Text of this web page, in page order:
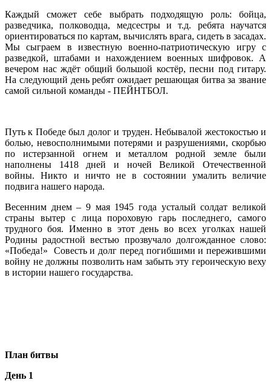
Каждый сможет себе выбрать подходящую роль: бойца,
разведчика, полководца, медсестры и т.д. ребята научатся
ориентироваться по картам, вычислять врага, сидеть в засадах.
Мы сыграем в известную военно-патриотическую игру с
разведкой, штабами и нахождением военных шифровок. А
вечером нас ждёт общий большой костёр, песни под гитару.
На следующий день ребят ожидает решающая битва за звание
самой сильной команды - ПЕЙНТБОЛ.
Путь к Победе был долог и труден. Небывалой жестокостью и
болью, невосполнимыми потерями и разрушениями, скорбью
по истерзанной огнем и металлом родной земле были
наполнены 1418 дней и ночей Великой Отечественной
войны. Никто и ничто не в состоянии умалить величие
подвига нашего народа.
Весенним днем – 9 мая 1945 года усталый солдат великой
страны вытер с лица пороховую гарь последнего, самого
трудного боя. Именно в этот день во всех уголках нашей
Родины радостной вестью прозвучало долгожданное слово:
«Победа!» Совесть и долг перед погибшими и пережившими
войну не должны позволить нам забыть эту героическую веху
в истории нашего государства.
План битвы
День 1